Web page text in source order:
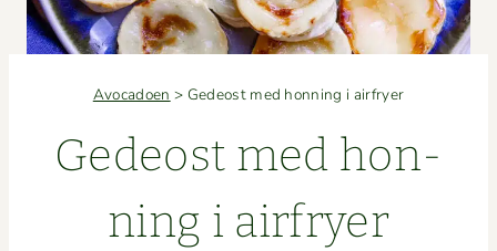
Avocadoen > Gedeost med honning i airfryer
Gedeost med hon­
ning i airfryer